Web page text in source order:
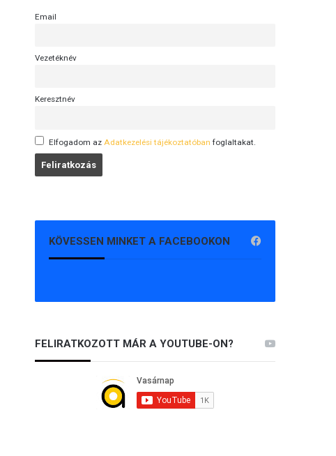
Email
Vezetéknév
Keresztnév
Elfogadom az Adatkezelési tájékoztatóban foglaltakat.
KÖVESSEN MINKET A FACEBOOKON
FELIRATKOZOTT MÁR A YOUTUBE-ON?